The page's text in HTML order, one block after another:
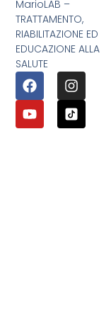
MarioLAB –
TRATTAMENTO,
RIABILITAZIONE ED
EDUCAZIONE ALLA
SALUTE